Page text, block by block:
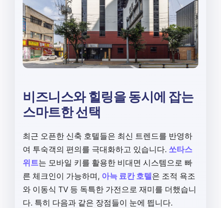
비즈니스와 힐링을 동시에 잡는
스마트한 선택
최근 오픈한 신축 호텔들은 최신 트렌드를 반영하
여 투숙객의 편의를 극대화하고 있습니다. 쏘타스
위트는 모바일 키를 활용한 비대면 시스템으로 빠
른 체크인이 가능하며, 아늑 료칸 호텔은 조적 욕조
와 이동식 TV 등 독특한 가전으로 재미를 더했습니
다. 특히 다음과 같은 장점들이 눈에 띕니다.